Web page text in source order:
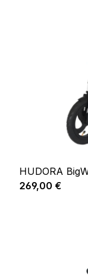
HUDORA
Regulärer Preis:
269,00 €